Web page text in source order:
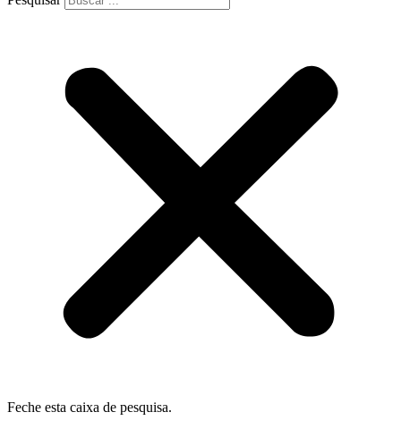
Feche esta caixa de pesquisa.